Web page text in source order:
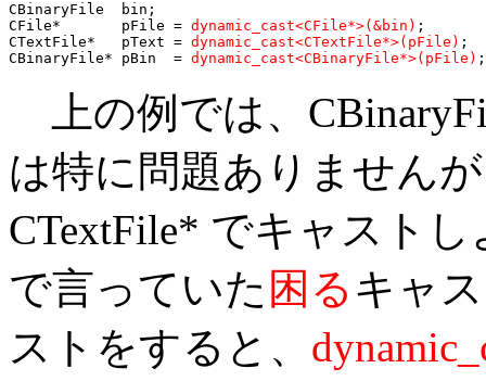
CBinaryFile  bin;
CFile*       pFile = dynamic_cast<CFile*>(&bin) ;
CTextFile*   pText = dynamic_cast<CTextFile*>(pFile) ;
CBinaryFile* pBin  = dynamic_cast<CBinaryFile*>(pFile) ;
上の例では、
は特に問題ありません
CTextFile* でキャスト
で言っていた 困る キャ
ストをすると、